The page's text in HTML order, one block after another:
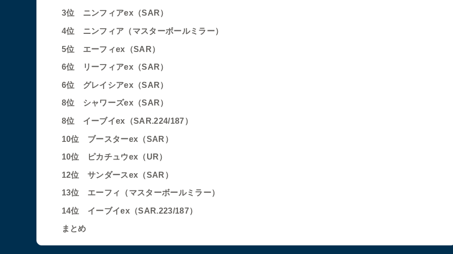
3位 ニンフィアex（SAR）
4位 ニンフィア（マスターボールミラー）
5位 エーフィex（SAR）
6位 リーフィアex（SAR）
6位 グレイシアex（SAR）
8位 シャワーズex（SAR）
8位 イーブイex（SAR.224/187）
10位 ブースターex（SAR）
10位 ピカチュウex（UR）
12位 サンダースex（SAR）
13位 エーフィ（マスターボールミラー）
14位 イーブイex（SAR.223/187）
まとめ